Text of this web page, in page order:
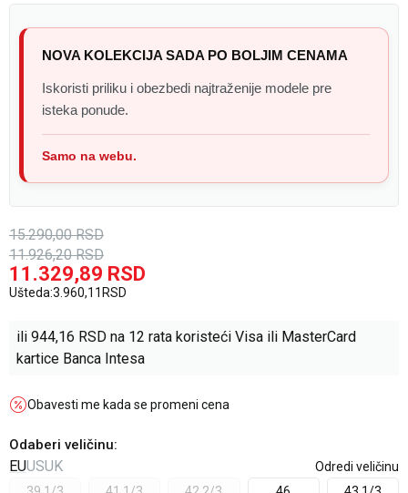
NOVA KOLEKCIJA SADA PO BOLJIM CENAMA
Iskoristi priliku i obezbedi najtraženije modele pre
isteka ponude.
Samo na webu.
15.290,00 RSD
11.926,20 RSD
11.329,89 RSD
Ušteda:3.960,11 RSD
ili 944,16 RSD na 12 rata koristeći Visa ili MasterCard
kartice Banca Intesa
Obavesti me kada se promeni cena
Odaberi veličinu:
EUUSUK
Odredi veličinu